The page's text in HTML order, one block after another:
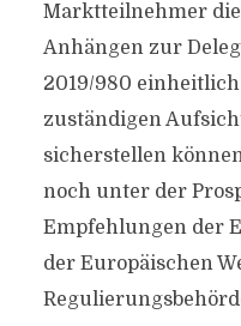
Marktteilnehmer
Anhängen zur
2019/980
zuständigen
sicherstellen
noch unter der
Empfehlungen der
der Europäischen